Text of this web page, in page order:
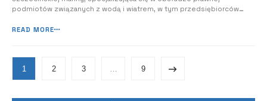
podmiotów związanych z wodą i wiatrem, w tym przedsiębiorców
kancelarii wspiera stocznie jachtowe (remontowe i produkcyjne),
READ MORE
1 2 3 9